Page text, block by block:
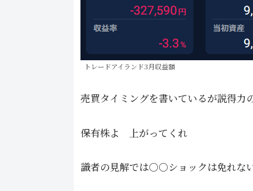
トレードアイランド3月収益額
売買タイミングを書いているが説得力
保有株よ 上がってくれ
識者の見解では○○ショックは免れな